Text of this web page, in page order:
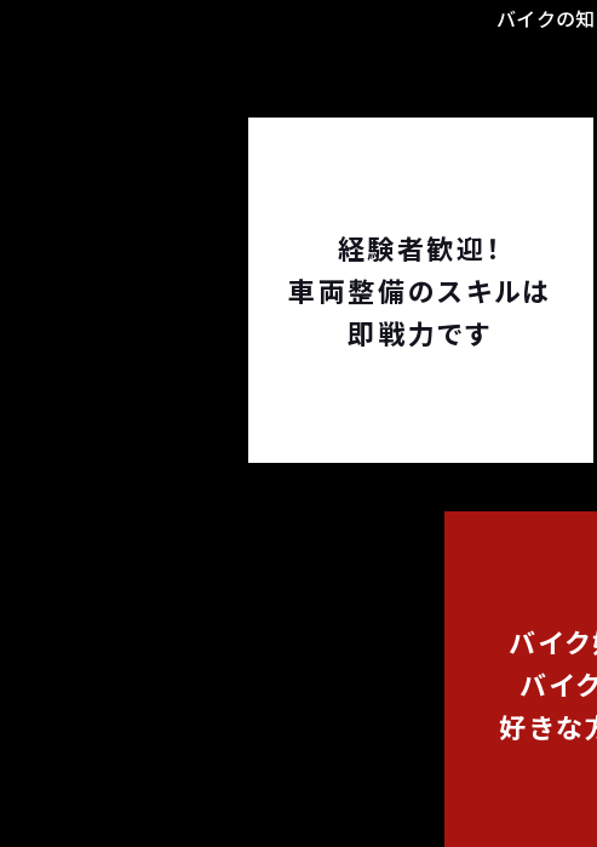
バイクの
経験者歓迎！
車両整備のスキルは
即戦力です
バイク
バイ
好きな